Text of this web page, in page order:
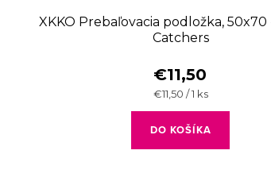
XKKO Prebaľovacia podložka, 50x70
Catchers
€11,50
Jednotková
cena:
€11,50 / 1 ks
DO KOŠÍKA